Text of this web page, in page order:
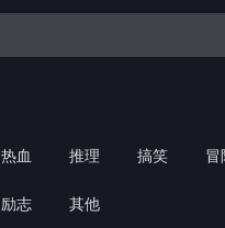
热血 推理 搞笑 冒
励志 其他